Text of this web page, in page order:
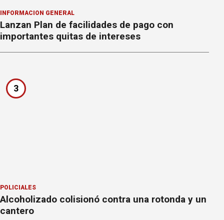
INFORMACION GENERAL
Lanzan Plan de facilidades de pago con
importantes quitas de intereses
3
POLICIALES
Alcoholizado colisionó contra una rotonda y un
cantero